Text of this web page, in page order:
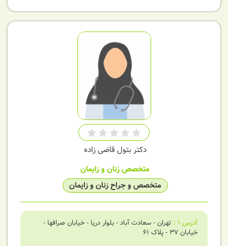
دکتر بتول قاضی زاده
متخصص زنان و زایمان
متخصص و جراح زنان و زایمان
آدرس 1
: تهران - سعادت آباد - بلوار دریا - خیابان صرافها -
خیابان 37 - پلاک 61